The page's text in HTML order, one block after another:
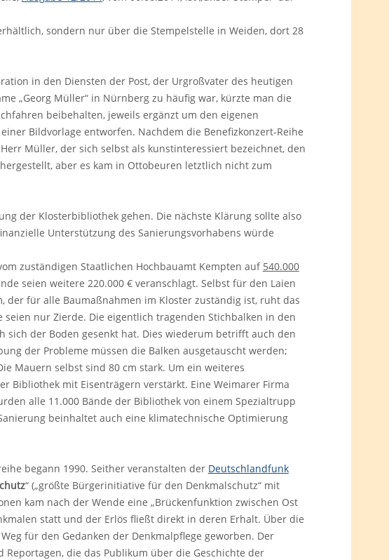
sondern nur über die Stempelstelle in Weiden, dort 28
in den Diensten der Post, der Urgroßvater des heutigen
„Georg Müller“ in Nürnberg zu häufig war, kürzte man die
beibehalten, jeweils ergänzt um den eigenen
Bildvorlage entworfen. Nachdem die Benefizkonzert-Reihe
Müller, der sich selbst als kunstinteressiert bezeichnet, den
aber es kam in Ottobeuren letztlich nicht zum
der Klosterbibliothek gehen. Die nächste Klärung sollte also
Unterstützung des Sanierungsvorhabens würde
zuständigen Staatlichen Hochbauamt Kempten auf 540.000
seien weitere 220.000 € veranschlagt. Selbst für den Laien
der für alle Baumaßnahmen im Kloster zuständig ist, ruht das
nur Zierde. Die eigentlich tragenden Stichbalken in den
der Boden gesenkt hat. Dies wiederum betrifft auch den
der Probleme müssen die Balken ausgetauscht werden;
Mauern selbst sind 80 cm stark. Um ein weiteres
Bibliothek mit Eisenträgern verstärkt. Eine Weimarer Firma
alle 11.000 Bände der Bibliothek von einem Spezialtrupp
beinhaltet auch eine klimatechnische Optimierung
begann 1990. Seither veranstalten der Deutschlandfunk
“ („größte Bürgerinitiative für den Denkmalschutz“ mit
kam nach der Wende eine „Brückenfunktion zwischen Ost
statt und der Erlös fließt direkt in deren Erhalt. Über die
für den Gedanken der Denkmalpflege geworben. Der
Reportagen, die das Publikum über die Geschichte der